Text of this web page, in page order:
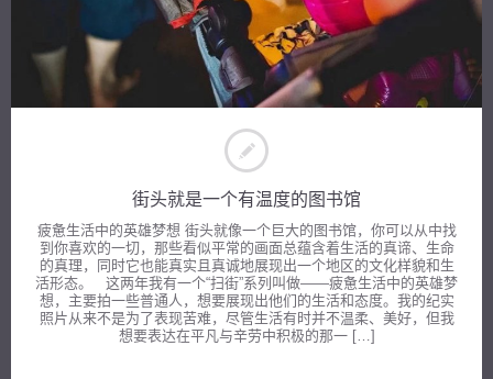
街头就是一个有温度的图书馆
疲惫生活中的英雄梦想 街头就像一个巨大的图书馆，你可以从中找
到你喜欢的一切，那些看似平常的画面总蕴含着生活的真谛、生命
的真理，同时它也能真实且真诚地展现出一个地区的文化样貌和生
活形态。 这两年我有一个“扫街”系列叫做——疲惫生活中的英雄梦
想，主要拍一些普通人，想要展现出他们的生活和态度。我的纪实
照片从来不是为了表现苦难，尽管生活有时并不温柔、美好，但我
想要表达在平凡与辛劳中积极的那一 […]